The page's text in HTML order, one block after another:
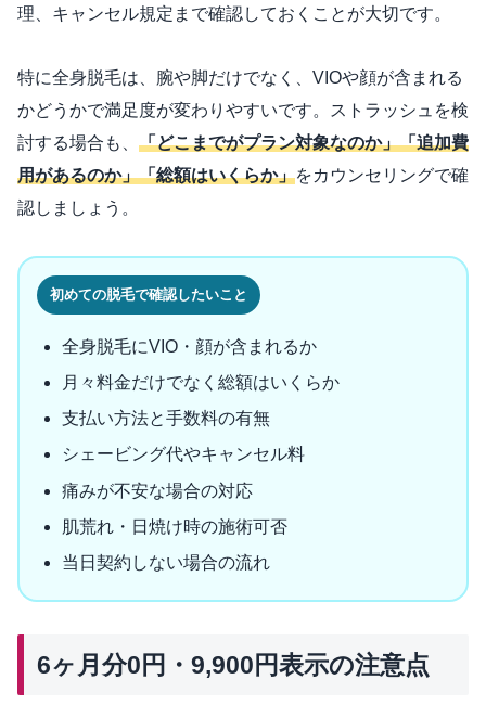
理、キャンセル規定まで確認しておくことが大切です。
特に全身脱毛は、腕や脚だけでなく、VIOや顔が含まれる
かどうかで満足度が変わりやすいです。ストラッシュを検
討する場合も、 「どこまでがプラン対象なのか」「追加費
用があるのか」「総額はいくらか」をカウンセリングで確
認しましょう。
初めての脱毛で確認したいこと
全身脱毛にVIO・顔が含まれるか
月々料金だけでなく総額はいくらか
支払い方法と手数料の有無
シェービング代やキャンセル料
痛みが不安な場合の対応
肌荒れ・日焼け時の施術可否
当日契約しない場合の流れ
6ヶ月分0円・9,900円表示の注意点